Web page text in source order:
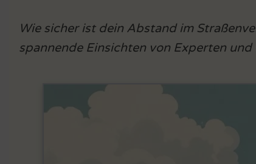
Wie sicher ist dein Abstand im
spannende Einsichten von Experten